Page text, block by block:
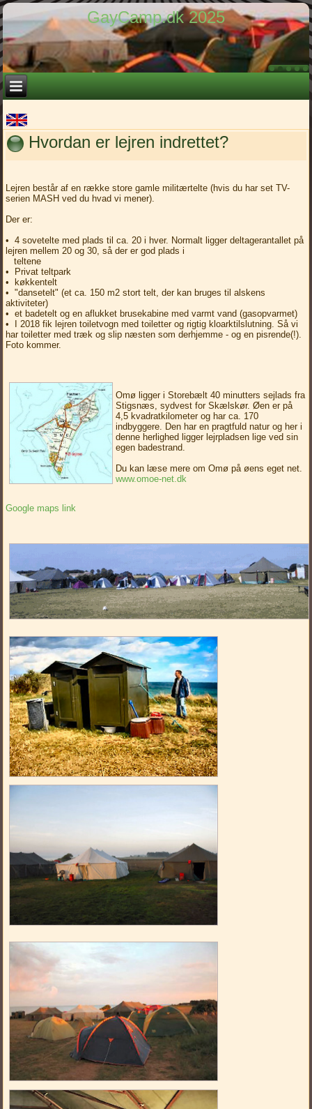
GayCamp.dk 2025
Hvordan er lejren indrettet?
Lejren består af en række store gamle militærtelte (hvis du har set TV-
serien MASH ved du hvad vi mener).
Der er:
• 4 sovetelte med plads til ca. 20 i hver. Normalt ligger deltagerantallet på
lejren mellem 20 og 30, så der er god plads i
teltene
• Privat teltpark
• køkkentelt
• "dansetelt" (et ca. 150 m2 stort telt, der kan bruges til alskens
aktiviteter)
• et badetelt og en aflukket brusekabine med varmt vand (gasopvarmet)
• I 2018 fik lejren toiletvogn med toiletter og rigtig kloarktilslutning. Så vi
har toiletter med træk og slip næsten som derhjemme - og en pisrende(!).
Foto kommer.
Omø ligger i Storebælt 40 minutters sejlads fra
Stigsnæs, sydvest for Skælskør. Øen er på
4,5 kvadratkilometer og har ca. 170
indbyggere. Den har en pragtfuld natur og her i
denne herlighed ligger lejrpladsen lige ved sin
egen badestrand.
Du kan læse mere om Omø på øens eget net.
www.omoe-net.dk
Google maps link